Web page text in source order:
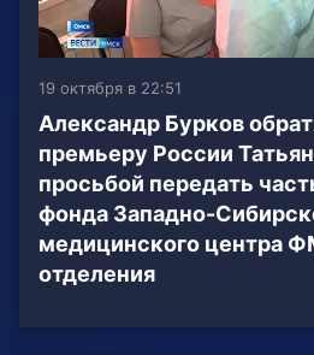
19 октября в 22:51
Александр Бурков
премьеру России
просьбой передать
фонда Западно-
медицинского центра
отделения